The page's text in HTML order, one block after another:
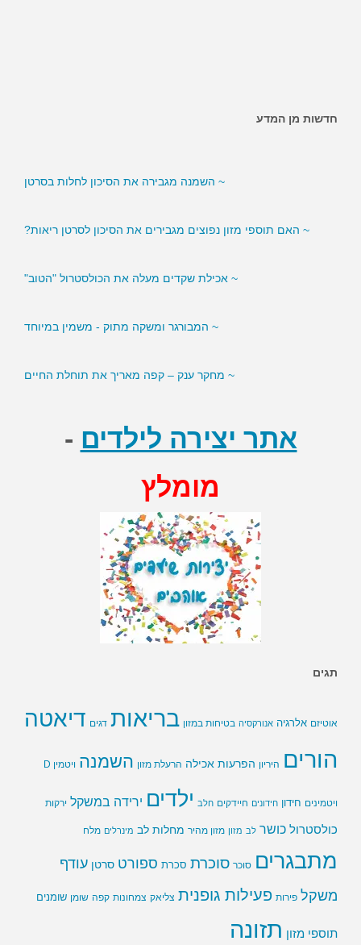
חדשות מן המדע
~ האם ממתיקים מלאכותיים מגבירים את הסיכון לסוכרת?
~ השמנה מגבירה את הסיכון לחלות בסרטן
~ האם תוספי מזון נפוצים מגבירים את הסיכון לסרטן ריאות?
~ אכילת שקדים מעלה את הכולסטרול "הטוב"
~ מחקר ענק – קפה מאריך את תוחלת החיים
אתר יצירה לילדים -
מומלץ
תגים
אוטיזם אלרגיה אנורקסיה בטיחות במזון בריאות דגים דיאטה
הורים היריון הפרעות אכילה הרעלת מזון השמנה ויטמין D
ויטמינים חידון חידונים חיידקים חלב ילדים ירידה במשקל ירקות
כולסטרול כושר לב מזון מזון מהיר מחלות לב מינרלים מלח
מתבגרים סוכר סוכרת סכרת ספורט סרטן עודף
משקל פירות פעילות גופנית צליאק צמחונות קפה שומן שומנים
תוספי מזון תזונה